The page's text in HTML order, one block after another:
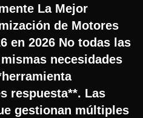
La Mejor
de Motores
en 2026 No todas las
necesidades
respuesta**. Las
gestionan múltiples